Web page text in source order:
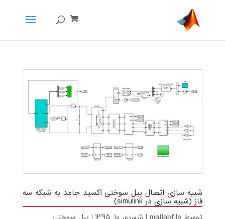
شبیه سازی اتصال پیل سوختی اکسید جامد به شبکه سه
فاز (شبیه سازی در simulink)